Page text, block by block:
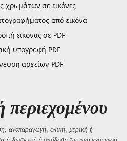
χρωμάτων σε εικόνες
από εικόνα
εικόνας σε PDF
υπογραφή PDF
αρχείων PDF
περιεχομένου
αναπαραγωγή, ολική, μερική ή